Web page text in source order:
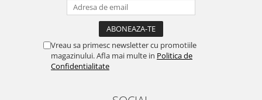
Vreau sa primesc newsletter cu promotiile
magazinului. Afla mai multe in Politica de
Confidentialitate